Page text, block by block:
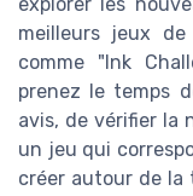
meilleurs jeux
comme "Ink
prenez le temps
avis, de vérifier la
un jeu qui
créer autour de la